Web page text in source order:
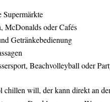
Supermärkte
McDonalds oder Cafés
Getränkebedienung
Beachvolleyball oder
chillen will, der kann direkt an